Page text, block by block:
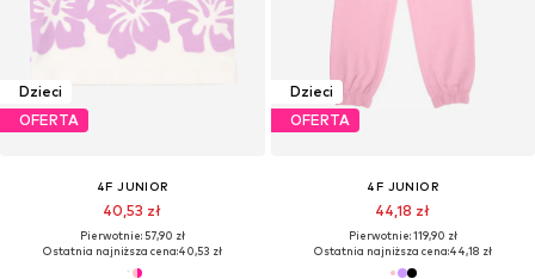
Dzieci
OFERTA
4F JUNIOR
40,53 zł
Pierwotnie: 57,90 zł
Ostatnia najniższa cena:40,53 zł
Dzieci
OFERTA
4F JUNIOR
44,18 zł
Pierwotnie: 119,90 zł
Ostatnia najniższa cena:44,18 zł